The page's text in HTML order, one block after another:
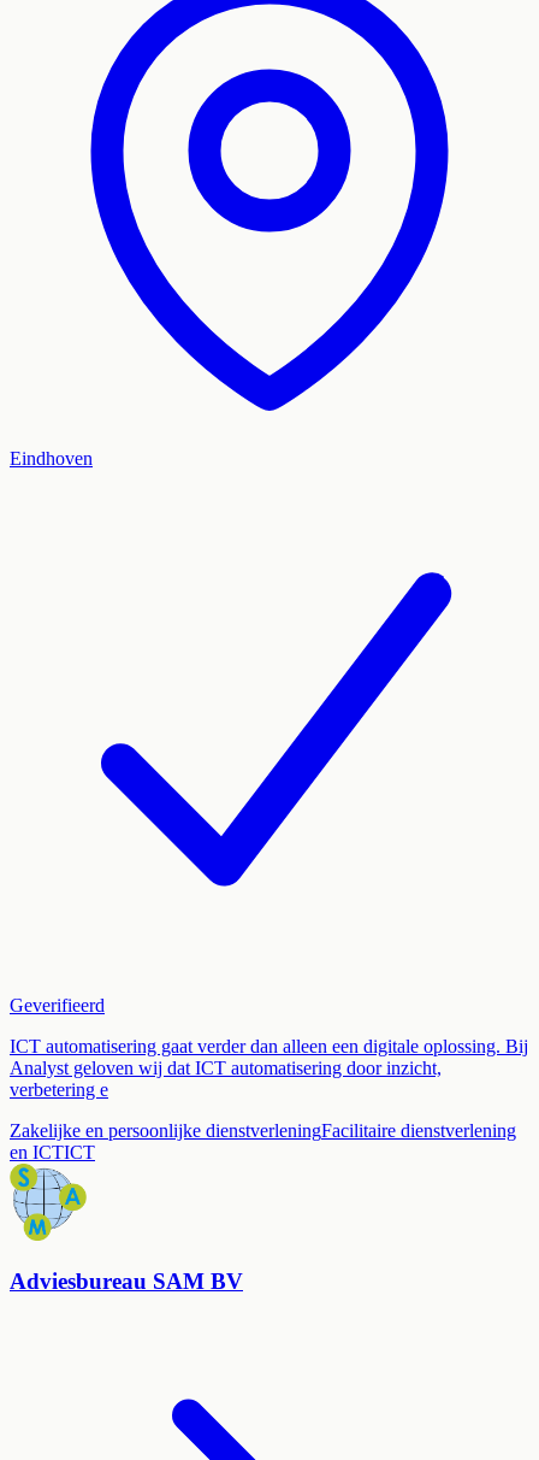
Eindhoven
Geverifieerd
ICT automatisering gaat verder dan alleen een digitale oplossing. Bij
Analyst geloven wij dat ICT automatisering door inzicht,
verbetering e
Zakelijke en persoonlijke dienstverleningFacilitaire dienstverlening
en ICTICT
Adviesbureau SAM BV